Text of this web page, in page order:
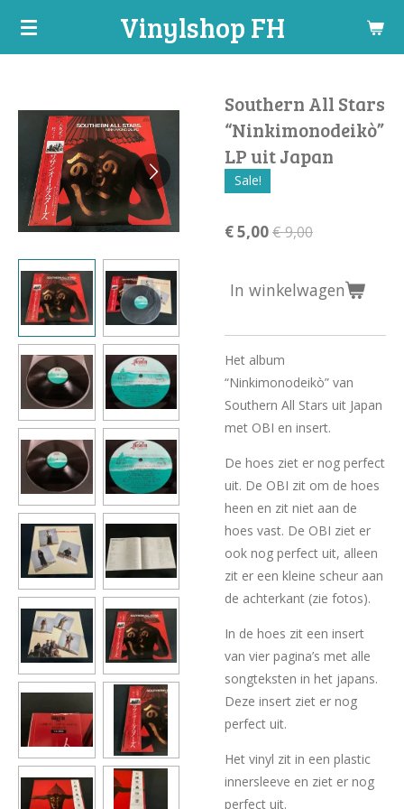
Ga
hoofdinhoud
Vinylshop FH
Southern All Stars
“Ninkimonodeikò”
LP uit Japan
Sale!
€ 5,00€ 9,00
In winkelwagen
Het album
“Ninkimonodeikò” van
Southern All Stars uit Japan
met OBI en insert.
De hoes ziet er nog perfect
uit. De OBI zit om de hoes
heen en zit niet aan de
hoes vast. De OBI ziet er
ook nog perfect uit, alleen
zit er een kleine scheur aan
de achterkant (zie fotos).
In de hoes zit een insert
van vier pagina’s met alle
songteksten in het japans.
Deze insert ziet er nog
perfect uit.
Het vinyl zit in een plastic
innersleeve en ziet er nog
perfect uit.